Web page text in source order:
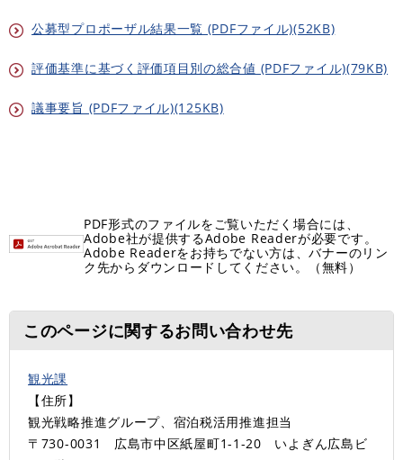
公募型プロポーザル結果一覧 (PDFファイル)(52KB)
評価基準に基づく評価項目別の総合値 (PDFファイル)(79KB)
議事要旨 (PDFファイル)(125KB)
PDF形式のファイルをご覧いただく場合には、
Adobe社が提供するAdobe Readerが必要です。
Adobe Readerをお持ちでない方は、バナーのリン
ク先からダウンロードしてください。（無料）
このページに関するお問い合わせ先
観光課
【住所】
観光戦略推進グループ、宿泊税活用推進担当
〒730-0031 広島市中区紙屋町1-1-20 いよぎん広島ビ